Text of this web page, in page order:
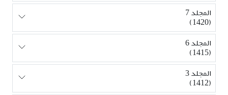
المجلد 7
(1420)
المجلد 6
(1415)
المجلد 3
(1412)